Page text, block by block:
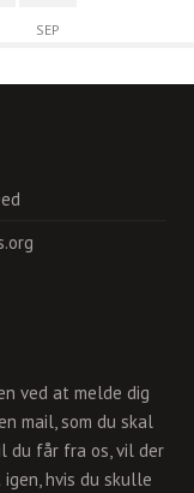
SEP
ved at melde dig
mail, som du skal
du får fra os, vil der
hvis du skulle